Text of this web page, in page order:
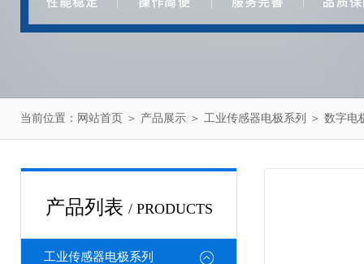
当前位置： 网站首页 ＞ 产品展示 ＞ 工业传感器电极系列 ＞ 数字电
产品列表 / PRODUCTS
工业传感器电极系列